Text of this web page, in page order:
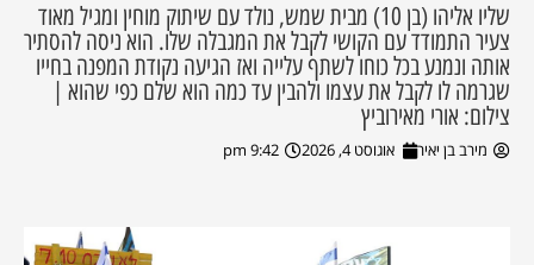
שליו אליהו (בן 10) מבית שמש, נולד עם שיתוק מוחין ומגיל מאוד
צעיר התמודד עם הקושי לקבל את המגבלה שלו. הוא ניסה להסתיר
אותה ונמנע בכל כוחו לשתף עלייה ואז הגיעה נקודת המפנה בחייו
שגרמה לו לקבל את עצמו ולהבין עד כמה הוא שלם כפי שהוא |
צילום: אורי מאירוביץ
מירב בן יאיר אוגוסט 4, 2026 9:42 pm